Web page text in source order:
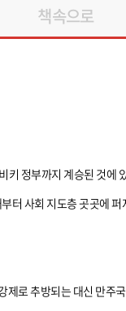
책속으로
정부까지 계승된 것
터 사회 지도층 곳곳에
로 추방되는 대신 만주